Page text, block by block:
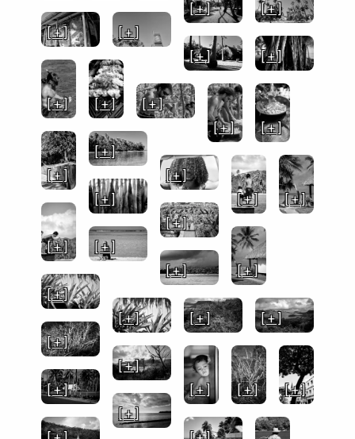
[ + ]
[ + ]
[ + ]
[ + ]
[ + ]
[ + ]
[ + ] [ + ]
[ + ]
[ + ]
[ + ]
[ + ]
[ + ]
[ + ]
[ + ]
[ + ]
[ + ]
[ + ]
[ + ]
[ + ]
[ + ]
[ + ]
[ + ]
[ + ]
[ + ]
[ + ]
[ + ]
[ + ]
[ + ]
[ + ]
[ + ]
[ + ]
[ + ]